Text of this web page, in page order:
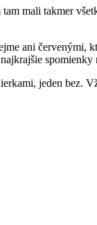
mali takmer
ani
jeden bez.